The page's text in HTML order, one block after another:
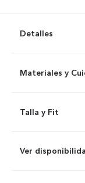
Detalles
Materiales y
Talla y Fit
Ver